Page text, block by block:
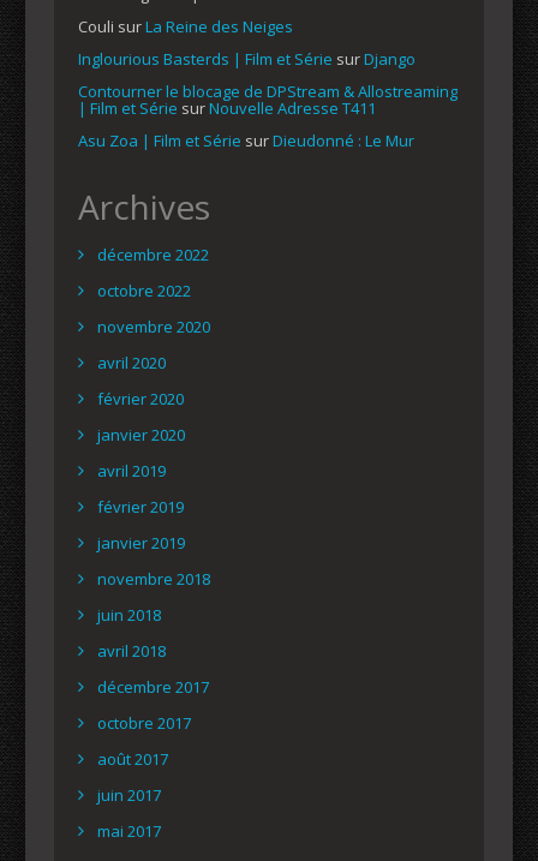
Couli surLa Reine des Neiges
Inglourious Basterds | Film et Série surDjango
Contourner le blocage de DPStream & Allostreaming
| Film et Série surNouvelle Adresse T411
Asu Zoa | Film et Série surDieudonné : Le Mur
Archives
décembre 2022
octobre 2022
novembre 2020
avril 2020
février 2020
janvier 2020
avril 2019
février 2019
janvier 2019
novembre 2018
juin 2018
avril 2018
décembre 2017
octobre 2017
août 2017
juin 2017
mai 2017